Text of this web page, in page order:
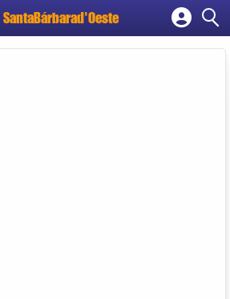
SantaBárbarad'Oeste
Cadastrar empresa